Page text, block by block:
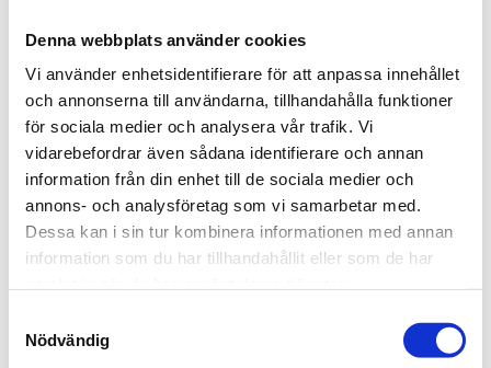
Denna webbplats använder cookies
Vi använder enhetsidentifierare för att anpassa innehållet
och annonserna till användarna, tillhandahålla funktioner
för sociala medier och analysera vår trafik. Vi
vidarebefordrar även sådana identifierare och annan
information från din enhet till de sociala medier och
annons- och analysföretag som vi samarbetar med.
Dessa kan i sin tur kombinera informationen med annan
information som du har tillhandahållit eller som de har
Nödvändig
Resenärsapp och utökat
biljettsamarbete
Norrlandsresan
Norrlandsresan är ett biljettsamarbete med de fyra
nordligaste länen i Sverige. Biljetterna i
Norrlandsresan finns som enkelbiljett, periodbiljett
och 10-resor.
inklusive byten och övergång mellan olika
trafikföretag.